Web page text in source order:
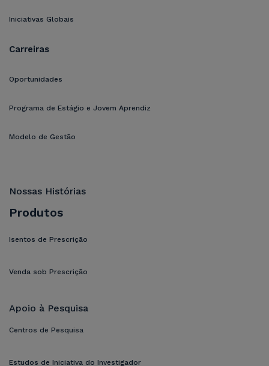
Iniciativas Globais
Carreiras
Oportunidades
Programa de Estágio e Jovem Aprendiz
Modelo de Gestão
Nossas Histórias
Produtos
Isentos de Prescrição
Venda sob Prescrição
Apoio à Pesquisa
Centros de Pesquisa
Estudos de Iniciativa do Investigador